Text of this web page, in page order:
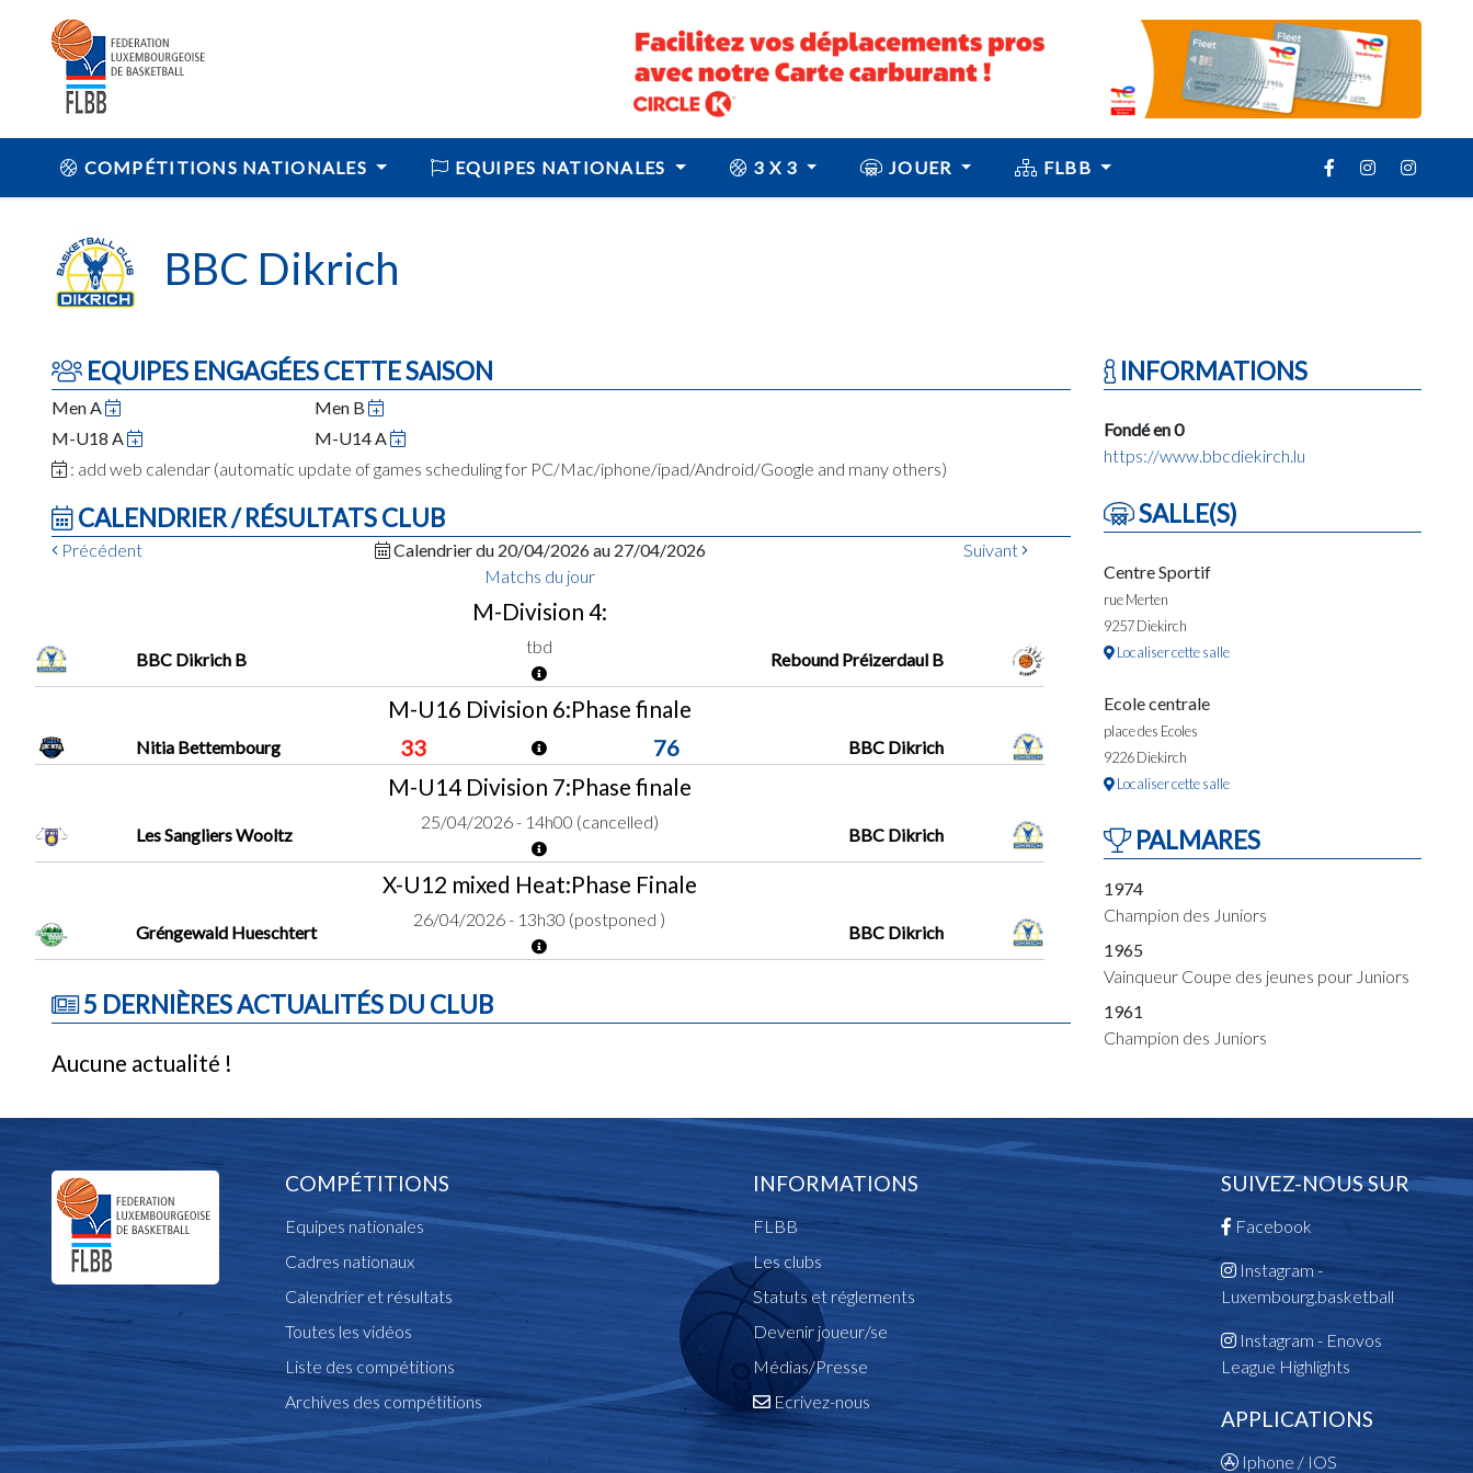
COMPÉTITIONS NATIONALES EQUIPES NATIONALES 3 X 3 JOUER FLBB
BBC Dikrich
EQUIPES ENGAGÉES CETTE SAISON
Men A
Men B
M-U18 A
M-U14 A
: add web calendar (automatic update of games scheduling for PC/Mac/iphone/ipad/Android/Google and many others)
CALENDRIER / RÉSULTATS CLUB
Précédent Calendrier du 20/04/2026 au 27/04/2026
Suivant
Matchs du jour
M-Division 4:
BBC Dikrich B
tbd
Rebound Préizerdaul B
M-U16 Division 6:Phase finale
Nitia Bettembourg 33 76 BBC Dikrich
M-U14 Division 7:Phase finale
Les Sangliers Wooltz
25/04/2026 - 14h00 (cancelled)
BBC Dikrich
X-U12 mixed Heat:Phase Finale
Gréngewald Hueschtert
26/04/2026 - 13h30 (postponed )
BBC Dikrich
5 DERNIÈRES ACTUALITÉS DU CLUB
Aucune actualité !
INFORMATIONS
Fondé en 0
https://www.bbcdiekirch.lu
SALLE(S)
Centre Sportif
rue Merten
9257 Diekirch
Localiser cette salle
Ecole centrale
place des Ecoles
9226 Diekirch
Localiser cette salle
PALMARES
1974
Champion des Juniors
1965
Vainqueur Coupe des jeunes pour Juniors
1961
Champion des Juniors
COMPÉTITIONS
Equipes nationales
Cadres nationaux
Calendrier et résultats
Toutes les vidéos
Liste des compétitions
Archives des compétitions
INFORMATIONS
FLBB
Les clubs
Statuts et réglements
Devenir joueur/se
Médias/Presse
Ecrivez-nous
SUIVEZ-NOUS SUR
Facebook
Instagram -
Luxembourg.basketball
Instagram - Enovos
League Highlights
APPLICATIONS
Iphone / IOS